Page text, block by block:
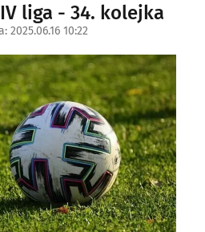
liga - 34. kolejka
2025.06.16 10:22